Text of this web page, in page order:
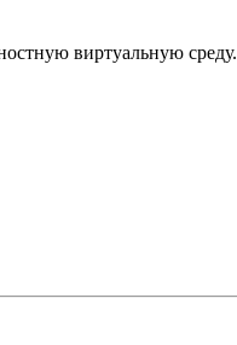
виртуальную среду.